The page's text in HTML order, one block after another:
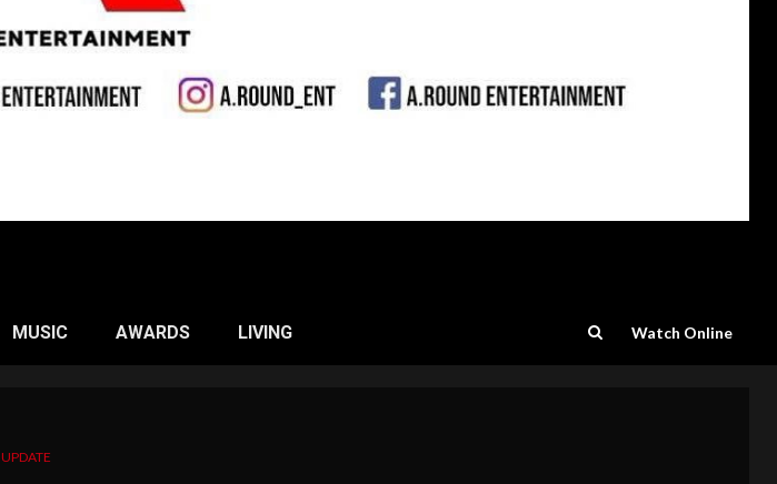
MUSIC AWARDS LIVING Watch Online
UPDATE